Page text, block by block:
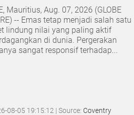
Mauritius, Aug. 07, 2026 (GLOBE
-- Emas tetap menjadi salah satu
lindung nilai yang paling aktif
di dunia. Pergerakan
sangat responsif terhadap...
08-05 19:15:12 | Source: Coventry